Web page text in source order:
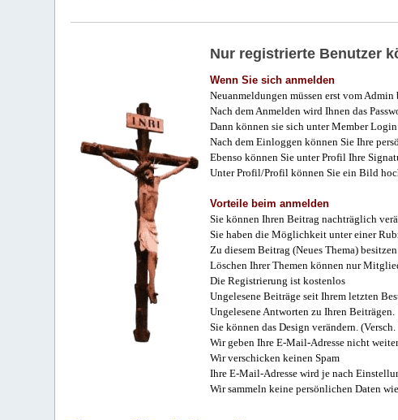
Nur registrierte Benutzer
Wenn Sie sich anmelden
Neuanmeldungen müssen erst vom Admin
Nach dem Anmelden wird Ihnen das
Dann können sie sich unter Member
Nach dem Einloggen können Sie Ihre
Ebenso können Sie unter Profil Ihre
Unter Profil/Profil können Sie ein Bild
Vorteile beim anmelden
Sie können Ihren Beitrag nachträglich
Sie haben die Möglichkeit unter einer
Zu diesem Beitrag (Neues Thema)
Löschen Ihrer Themen können nur
Die Registrierung ist kostenlos
Ungelesene Beiträge seit Ihrem letzten
Ungelesene Antworten zu Ihren Beiträgen.
Sie können das Design verändern.
Wir geben Ihre E-Mail-Adresse nicht
Wir verschicken keinen Spam
Ihre E-Mail-Adresse wird je nach
Wir sammeln keine persönlichen Daten